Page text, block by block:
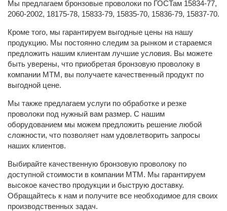
Мы предлагаем бронзовые проволоки по ГОСТам 15834-77,
2060-2002, 18175-78, 15833-79, 15835-70, 15836-79, 15837-70.
Кроме того, мы гарантируем выгодные цены на нашу
продукцию. Мы постоянно следим за рынком и стараемся
предложить нашим клиентам лучшие условия. Вы можете
быть уверены, что приобретая бронзовую проволоку в
компании МТМ, вы получаете качественный продукт по
выгодной цене.
Мы также предлагаем услуги по обработке и резке
проволоки под нужный вам размер. С нашим
оборудованием мы можем предложить решение любой
сложности, что позволяет нам удовлетворить запросы
наших клиентов.
Выбирайте качественную бронзовую проволоку по
доступной стоимости в компании МТМ. Мы гарантируем
высокое качество продукции и быструю доставку.
Обращайтесь к нам и получите все необходимое для своих
производственных задач.